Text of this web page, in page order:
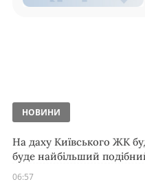
НОВИНИ
На даху Київського ЖК
буде найбільший
06:57